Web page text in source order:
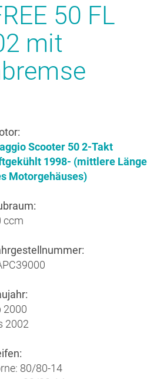
50 FL
mit
Scooter 50 2-Takt
1998- (mittlere Länge
Motorgehäuses)
ccm
2000
2002
80/80-14